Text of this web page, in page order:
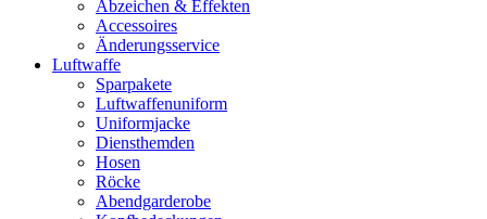
Abzeichen & Effekten
Accessoires
Änderungsservice
Luftwaffe
Sparpakete
Luftwaffenuniform
Uniformjacke
Diensthemden
Hosen
Röcke
Abendgarderobe